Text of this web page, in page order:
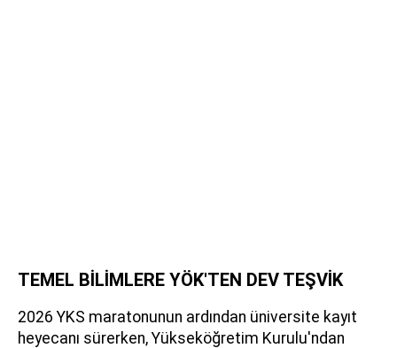
TEMEL BİLİMLERE YÖK'TEN DEV TEŞVİK
2026 YKS maratonunun ardından üniversite kayıt
heyecanı sürerken, Yükseköğretim Kurulu'ndan